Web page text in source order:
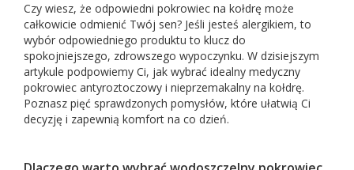
Czy wiesz, że odpowiedni pokrowiec na kołdrę może
całkowicie odmienić Twój sen? Jeśli jesteś alergikiem, to
wybór odpowiedniego produktu to klucz do
spokojniejszego, zdrowszego wypoczynku. W dzisiejszym
artykule podpowiemy Ci, jak wybrać idealny medyczny
pokrowiec antyroztoczowy i nieprzemakalny na kołdrę.
Poznasz pięć sprawdzonych pomysłów, które ułatwią Ci
decyzję i zapewnią komfort na co dzień.